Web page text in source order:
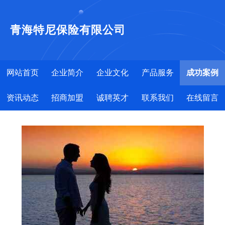
青海特尼保险有限公司
网站首页 企业简介 企业文化 产品服务 成功案例
资讯动态 招商加盟 诚聘英才 联系我们 在线留言